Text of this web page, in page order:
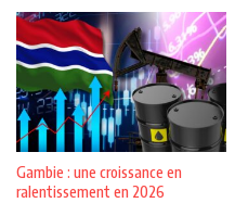
Gambie : une croissance en
ralentissement en 2026